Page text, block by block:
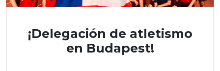
¡Delegación de atletismo
en Budapest!